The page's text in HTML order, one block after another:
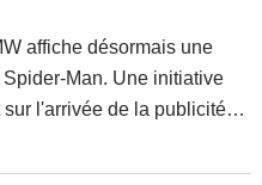
affiche désormais une
Man. Une initiative
l'arrivée de la publicité